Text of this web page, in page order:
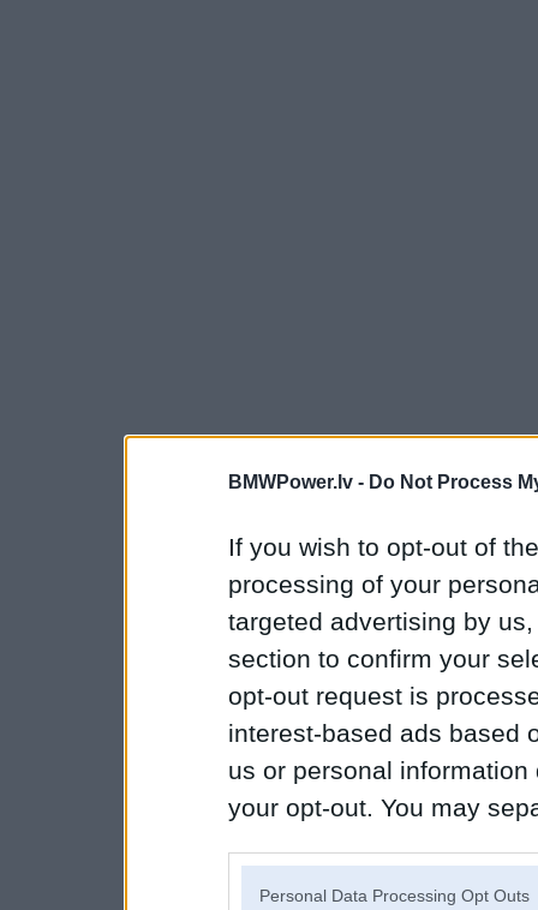
BMWPower.lv - Do Not Process
If you wish to opt-out of
processing of your
targeted advertising by
section to confirm your
opt-out request is
interest-based ads based
us or personal
your opt-out. You may
Personal Data Processing Opt Outs